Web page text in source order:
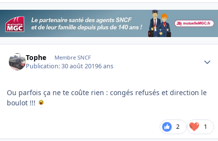
Tophe Membre SNCF
Publication:30 août 20196 ans
Ou parfois ça ne te coûte rien : congés refusés et direction le
boulot !!!
2 1